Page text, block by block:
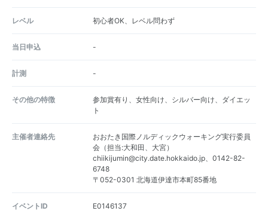
レベル 初心者OK、レベル問わず
当日申込 -
計測 -
その他の特徴
参加賞有り、女性向け、シルバー向け、ダイエッ
ト
主催者連絡先
おおたき国際ノルディックウォーキング実行委員
会（担当:大和田、大宮）
chiikijumin@city.date.hokkaido.jp、0142-82-
6748
〒052-0301 北海道伊達市本町85番地
イベントID E0146137